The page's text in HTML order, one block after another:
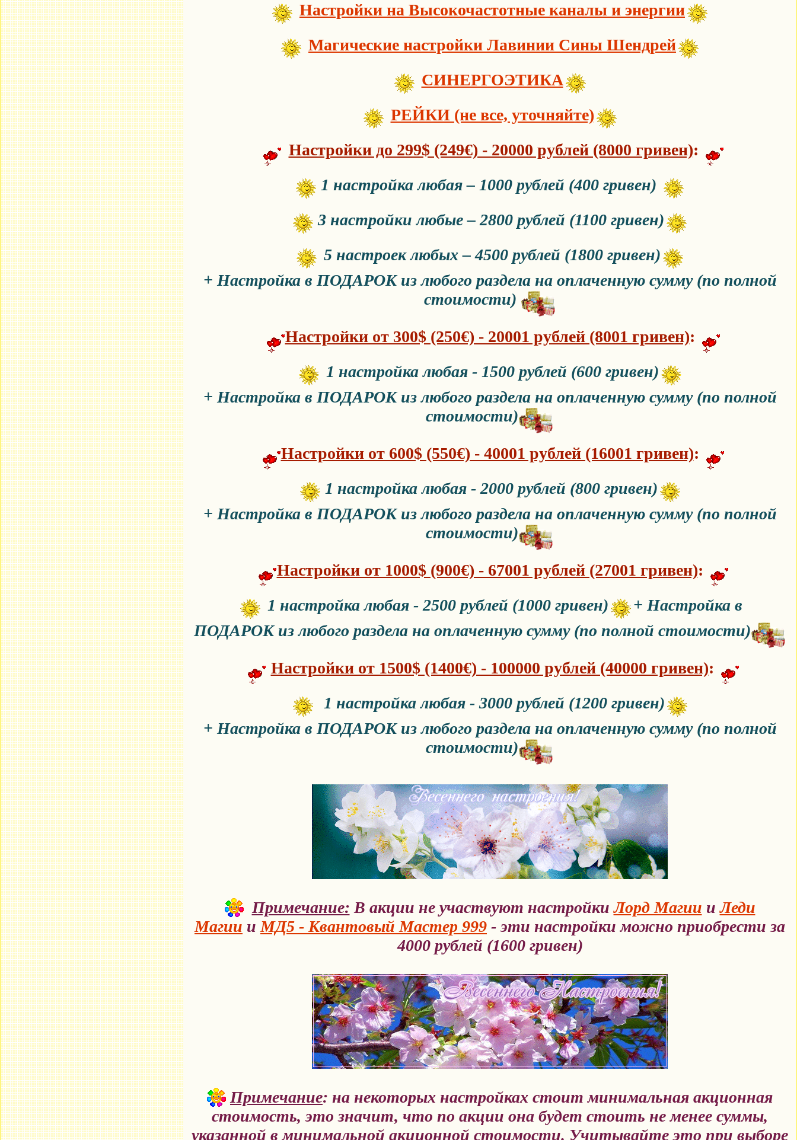
Настройки на Высокочастотные каналы и энергии
Магические настройки Лавинии Сины Шендрей
СИНЕРГОЭТИКА
РЕЙКИ (не все, уточняйте)
Настройки до 299$ (249€) - 20000 рублей (8000 гривен):
1 настройка любая – 1000 рублей (400 гривен)
3 настройки любые – 2800 рублей (1100 гривен)
5 настроек любых – 4500 рублей (1800 гривен)
+ Настройка в ПОДАРОК из любого раздела на оплаченную сумму (по полной
стоимости)
Настройки от 300$ (250€) - 20001 рублей (8001 гривен):
1 настройка любая - 1500 рублей (600 гривен)
+ Настройка в ПОДАРОК из любого раздела на оплаченную сумму (по полной
стоимости)
Настройки от 600$ (550€) - 40001 рублей (16001 гривен):
1 настройка любая - 2000 рублей (800 гривен)
+ Настройка в ПОДАРОК из любого раздела на оплаченную сумму (по полной
стоимости)
Настройки от 1000$ (900€) - 67001 рублей (27001 гривен):
1 настройка любая - 2500 рублей (1000 гривен)
+ Настройка в
ПОДАРОК из любого раздела на оплаченную сумму (по полной стоимости)
Настройки от 1500$ (1400€) - 100000 рублей (40000 гривен):
1 настройка любая - 3000 рублей (1200 гривен)
+ Настройка в ПОДАРОК из любого раздела на оплаченную сумму (по полной
стоимости)
Примечание: В акции не участвуют настройкиЛорд Магии иЛеди
Магии и МД5 - Квантовый Мастер 999 - эти настройки можно приобрести за
4000 рублей (1600 гривен)
Примечание: на некоторых настройках стоит минимальная акционная
стоимость, это значит, что по акции она будет стоить не менее суммы,
указанной в минимальной акционной стоимости. Учитывайте это при выборе